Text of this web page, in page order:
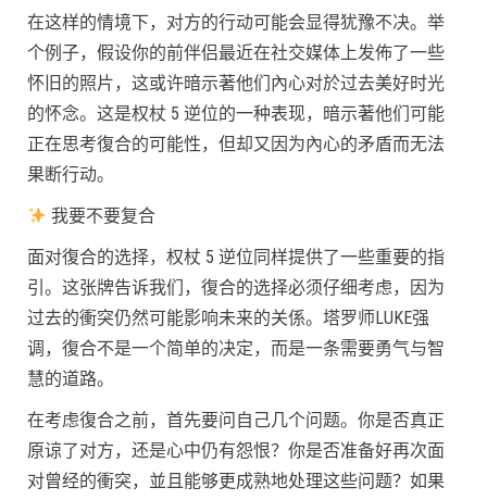
在这样的情境下，对方的行动可能会显得犹豫不决。举
个例子，假设你的前伴侣最近在社交媒体上发佈了一些
怀旧的照片，这或许暗示著他们內心对於过去美好时光
的怀念。这是权杖 5 逆位的一种表现，暗示著他们可能
正在思考復合的可能性，但却又因为內心的矛盾而无法
果断行动。
我要不要复合
面对復合的选择，权杖 5 逆位同样提供了一些重要的指
引。这张牌告诉我们，復合的选择必须仔细考虑，因为
过去的衝突仍然可能影响未来的关係。塔罗师LUKE强
调，復合不是一个简单的决定，而是一条需要勇气与智
慧的道路。
在考虑復合之前，首先要问自己几个问题。你是否真正
原谅了对方，还是心中仍有怨恨？你是否准备好再次面
对曾经的衝突，並且能够更成熟地处理这些问题？如果